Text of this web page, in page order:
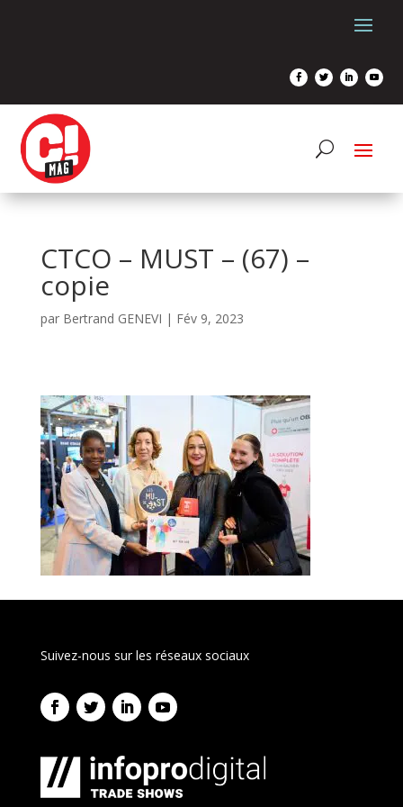
CTCO – MUST – (67) –
copie
par Bertrand GENEVI | Fév 9, 2023
Suivez-nous sur les réseaux sociaux